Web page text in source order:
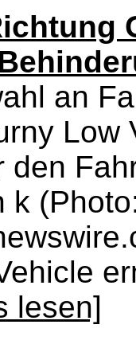
an
Low
den
k
lesen]